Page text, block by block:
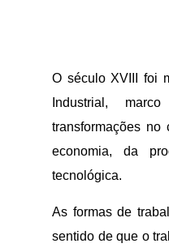
O século XVIII foi
Industrial,
transformações no
economia, da
tecnológica.
As formas de
sentido de que o